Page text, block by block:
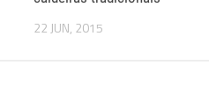
22 JUN, 2015